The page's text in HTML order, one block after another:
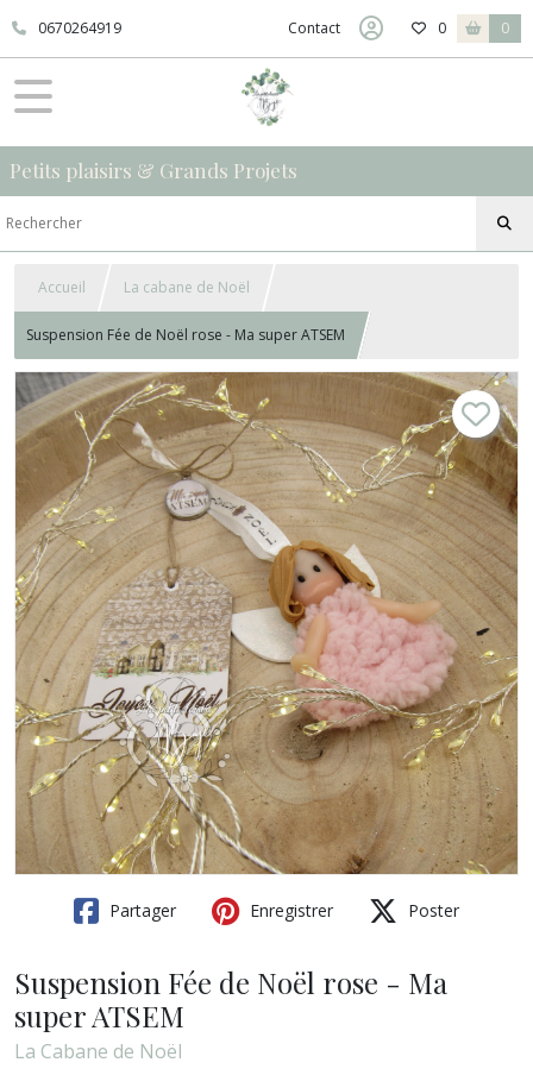
0670264919 Contact 0 0
Petits plaisirs & Grands Projets
Accueil La cabane de Noël
Suspension Fée de Noël rose - Ma super ATSEM
Partager Enregistrer Poster
Suspension Fée de Noël rose - Ma
super ATSEM
La Cabane de Noël